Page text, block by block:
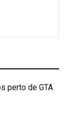
perto de GTA